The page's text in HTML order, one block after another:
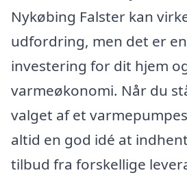
Nykøbing Falster kan
udfordring, men det er
investering for dit hjem
varmeøkonomi. Når du
valget af et
altid en god idé at
tilbud fra forskellige